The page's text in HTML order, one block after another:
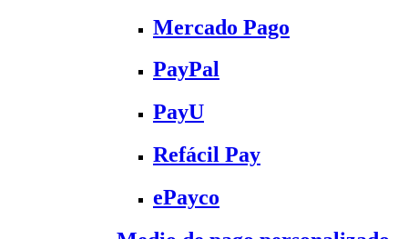
Mercado Pago
PayPal
PayU
Refácil Pay
ePayco